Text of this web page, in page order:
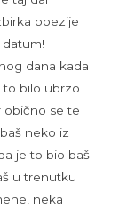
poezije
taj datum!
dana kada
to bilo ubrzo
obično se te
neko iz
je to bio baš
u trenutku
neka